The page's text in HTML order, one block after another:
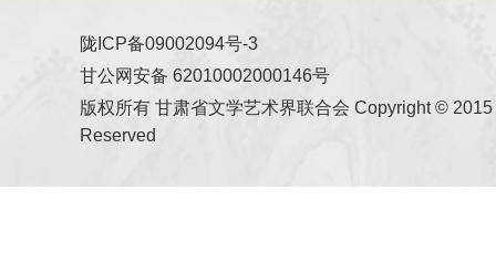
陇ICP备09002094号-3
甘公网安备 62010002000146号
版权所有 甘肃省文学艺术界联合会 Copyright ©
Reserved